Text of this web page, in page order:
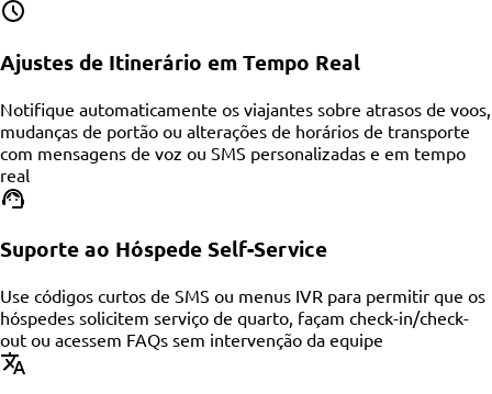
Ajustes de Itinerário em Tempo Real
Notifique automaticamente os viajantes sobre atrasos de voos,
mudanças de portão ou alterações de horários de transporte
com mensagens de voz ou SMS personalizadas e em tempo
real
Suporte ao Hóspede Self-Service
Use códigos curtos de SMS ou menus IVR para permitir que os
hóspedes solicitem serviço de quarto, façam check-in/check-
out ou acessem FAQs sem intervenção da equipe